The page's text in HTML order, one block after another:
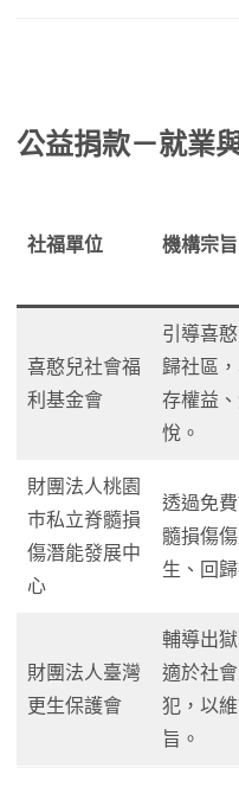
公益捐款－就業
社福單位 機構宗旨
喜憨兒社會福
利基金會
引導喜
歸社區
存權益
悅。
財團法人桃園
巿私立脊髓損
傷潛能發展中
心
透過免
髓損傷
生、回
財團法人臺灣
更生保護會
輔導出
適於社
犯，以
旨。